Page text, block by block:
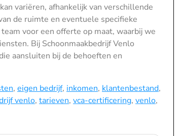
variëren, afhankelijk van verschillende
de ruimte en eventuele specifieke
voor een offerte op maat, waarbij we
Bij Schoonmaakbedrijf Venlo
aansluiten bij de behoeften en
, eigen bedrijf, inkomen, klantenbestand,
venlo, tarieven, vca-certificering, venlo,